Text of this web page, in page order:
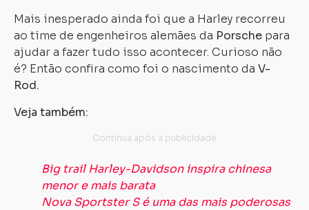
Mais inesperado ainda foi que a Harley recorreu
ao time de engenheiros alemães da Porsche para
ajudar a fazer tudo isso acontecer. Curioso não
é? Então confira como foi o nascimento da V-
Rod.
Veja também:
Big trail Harley-Davidson inspira chinesa
menor e mais barata
Nova Sportster S é uma das mais poderosas